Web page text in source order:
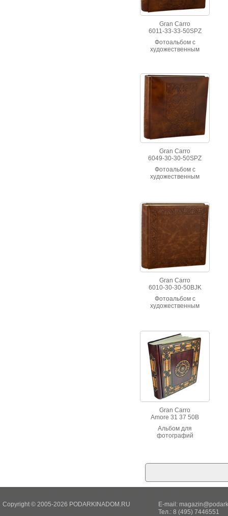
Gran Carro
6011-33-33-50SPZ
Фотоальбом с
художественным
работа.
Gran Carro
6049-30-30-50SPZ
Фотоальбом с
художественным
работа.
Gran Carro
6010-30-30-50BJK
Фотоальбом с
художественным
работа.
Gran Carro
Amore 31 37 50B
Альбом для
фотографий
бежевого цвета,
прошитый корешок
Copyright © 2005-2026 PODARKINADOM.RU E-mail:
Тел.: 8 (495) 7446551